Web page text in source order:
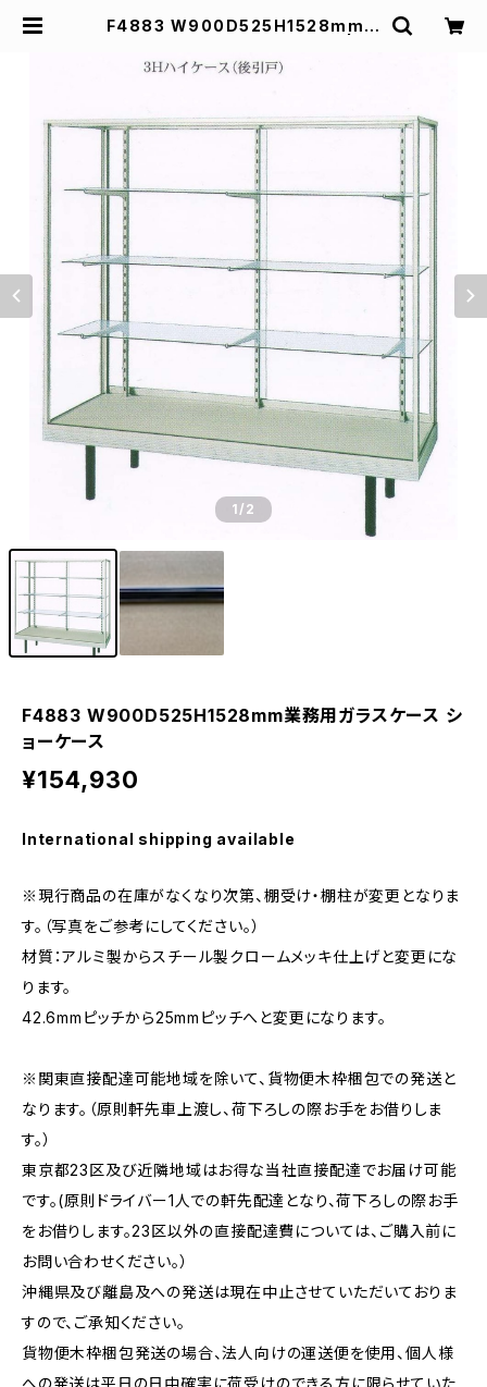
F4883 W900D525H1528mm業
ズキ陳列ケース
1/2
F4883 W900D525H1528mm業務用ガラスケース シ
ョーケース
¥154,930
International shipping available
※現行商品の在庫がなくなり次第、棚受け・棚柱が変更となりま
す。（写真をご参考にしてください。）
材質：アルミ製からスチール製クロームメッキ仕上げと変更にな
ります。
42.6mmピッチから25mmピッチへと変更になります。
※関東直接配達可能地域を除いて、貨物便木枠梱包での発送と
なります。（原則軒先車上渡し、荷下ろしの際お手をお借りしま
す。）
東京都23区及び近隣地域はお得な当社直接配達でお届け可能
です。(原則ドライバー1人での軒先配達となり、荷下ろしの際お手
をお借りします。23区以外の直接配達費については、ご購入前に
お問い合わせください。）
沖縄県及び離島及への発送は現在中止させていただいておりま
すので、ご承知ください。
貨物便木枠梱包発送の場合、法人向けの運送便を使用、個人様
への発送は平日の日中確実に荷受けのできる方に限らせていた